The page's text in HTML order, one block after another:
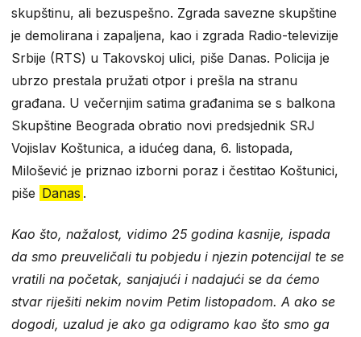
skupštinu, ali bezuspešno. Zgrada savezne skupštine
je demolirana i zapaljena, kao i zgrada Radio-televizije
Srbije (RTS) u Takovskoj ulici, piše Danas. Policija je
ubrzo prestala pružati otpor i prešla na stranu
građana. U večernjim satima građanima se s balkona
Skupštine Beograda obratio novi predsjednik SRJ
Vojislav Koštunica, a idućeg dana, 6. listopada,
Milošević je priznao izborni poraz i čestitao Koštunici,
piše Danas .
Kao što, nažalost, vidimo 25 godina kasnije, ispada
da smo preuveličali tu pobjedu i njezin potencijal te se
vratili na početak, sanjajući i nadajući se da ćemo
stvar riješiti nekim novim Petim listopadom. A ako se
dogodi, uzalud je ako ga odigramo kao što smo ga